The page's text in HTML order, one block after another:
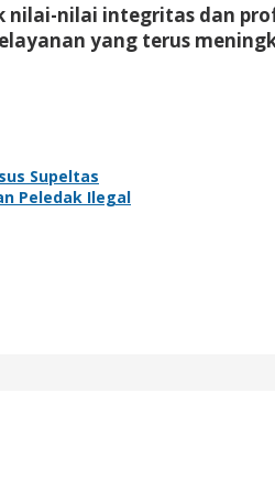
nilai integritas dan
yang terus
Supeltas
Peledak Ilegal